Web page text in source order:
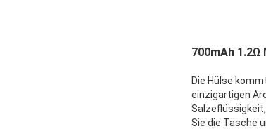
700mAh 1.2Ω
Die Hülse
einzigartigen
Sie die Tasche